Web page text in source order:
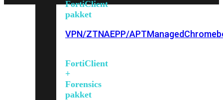
FortiClient
pakket
VPN/ZTNAEPP/APTManaged
FortiClient
+
Forensics
pakket